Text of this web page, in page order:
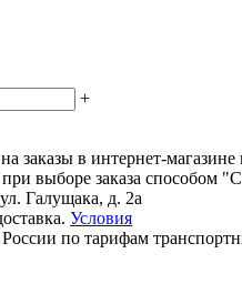
+
на заказы в интернет-
выборе заказа способом
Галущака, д. 2а
Условия
по тарифам